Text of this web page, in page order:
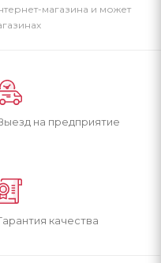
магазина и может
на предприятие
качества